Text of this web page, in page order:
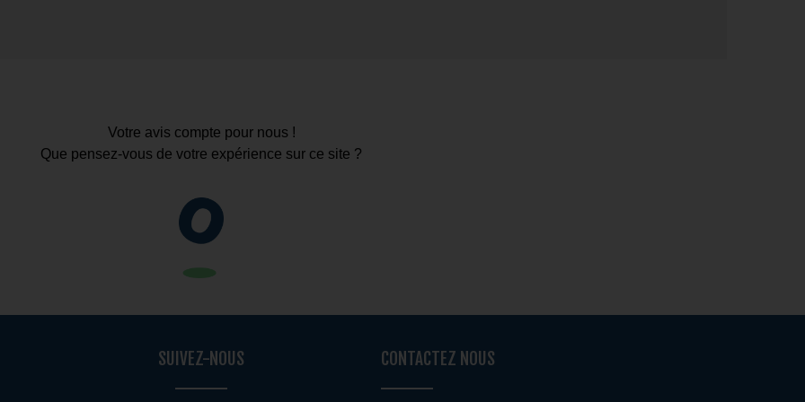
Votre avis compte pour nous !
Que pensez-vous de votre expérience sur ce site ?
SUIVEZ-NOUS CONTACTEZ NOUS